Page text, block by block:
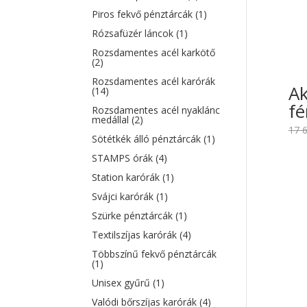
17
Piros fekvő pénztárcák(1)
Rózsafüzér láncok(1)
Rozsdamentes acél karkötő
(2)
Rozsdamentes acél karórák
(14)
Rozsdamentes acél nyaklánc
medállal(2)
Sötétkék álló pénztárcák(1)
STAMPS órák(4)
Station karórák(1)
Svájci karórák(1)
Szürke pénztárcák(1)
Textilszíjas karórák(4)
Többszínű fekvő pénztárcák
(1)
Unisex gyűrű(1)
Valódi bőrszíjas karórák(4)